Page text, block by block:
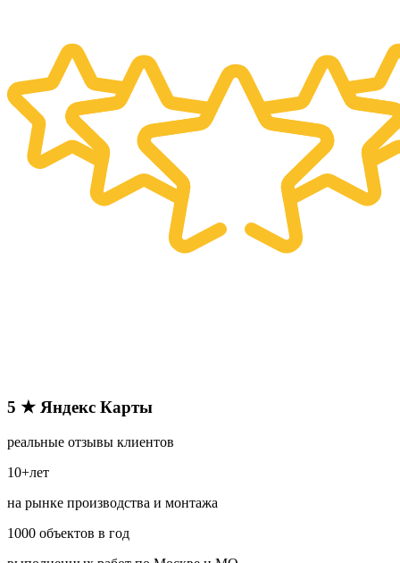
5 ★ Яндекс Карты​
реальные отзывы клиентов
10+лет
на рынке производства и монтажа
1000 объектов в год